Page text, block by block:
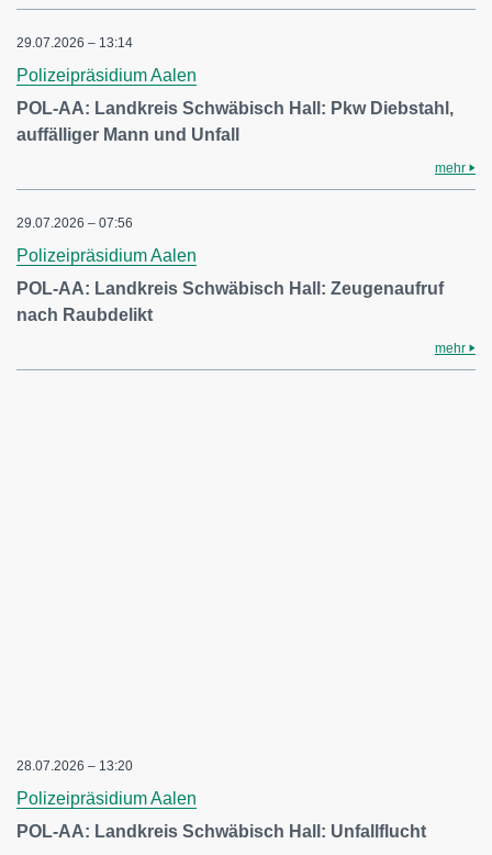
29.07.2026 – 13:14
Polizeipräsidium Aalen
POL-AA: Landkreis Schwäbisch Hall: Pkw Diebstahl,
auffälliger Mann und Unfall
mehr
29.07.2026 – 07:56
Polizeipräsidium Aalen
POL-AA: Landkreis Schwäbisch Hall: Zeugenaufruf
nach Raubdelikt
mehr
28.07.2026 – 13:20
Polizeipräsidium Aalen
POL-AA: Landkreis Schwäbisch Hall: Unfallflucht